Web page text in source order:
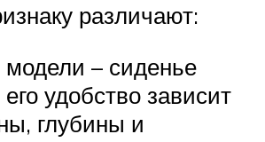
различают:
– сиденье
удобство зависит
глубины и